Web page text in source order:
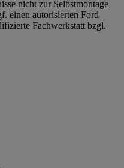
nicht zur Selbstmontage
einen autorisierten Ford
Fachwerkstatt bzgl.